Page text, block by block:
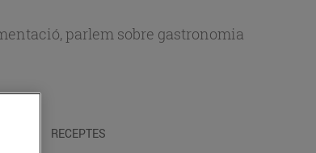
parlem sobre gastronomia
RECEPTES